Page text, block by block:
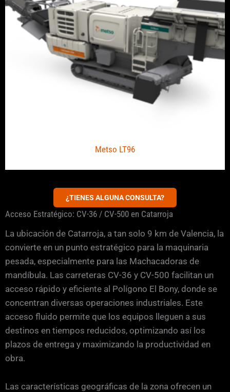
Metso LT96
¿TIENES ALGUNA CONSULTA?
Acceso Estratégico: CV-36 / CV-500 en Catarroja
La ubicación de Catarroja, a tan solo 9 km de Valencia, la
convierte en un punto estratégico para la maquinaria
pesada, especialmente para las Machacadoras de
mandíbula. Las carreteras CV-36 y CV-500 facilitan un
acceso rápido y eficiente al Polígono El Bony, donde se
concentran diversas operaciones industriales. Este
acceso fluido permite que los equipos lleguen a sus
destinos en tiempos reducidos, optimizando así los
plazos de entrega y maximizando la productividad en
obra.
Las características geográficas de la zona ofrecen un